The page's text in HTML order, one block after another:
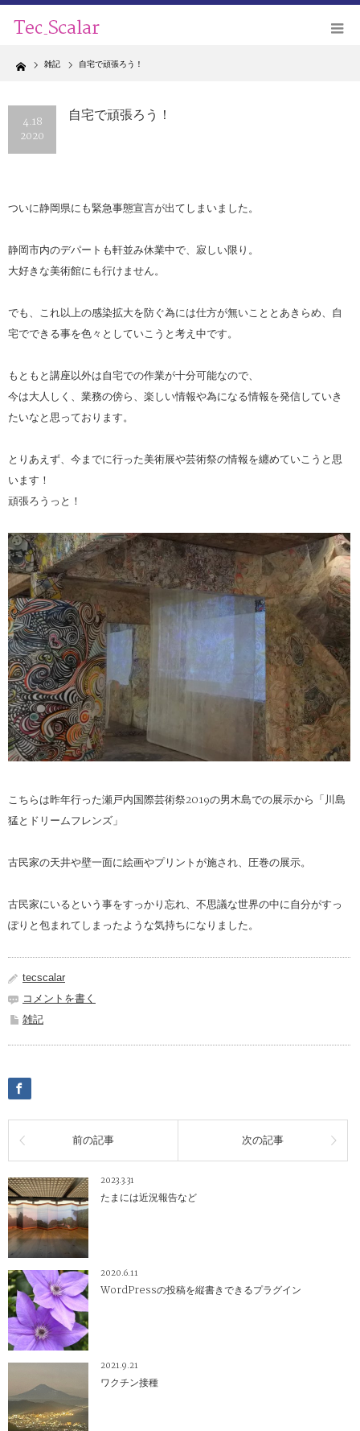
Home 雑記 自宅で頑張ろう！
4.18
2020
自宅で頑張ろう！
ついに静岡県にも緊急事態宣言が出てしまいました。
静岡市内のデパートも軒並み休業中で、寂しい限り。
大好きな美術館にも行けません。
でも、これ以上の感染拡大を防ぐ為には仕方が無いこととあきらめ、自
宅でできる事を色々としていこうと考え中です。
もともと講座以外は自宅での作業が十分可能なので、
今は大人しく、業務の傍ら、楽しい情報や為になる情報を発信していき
たいなと思っております。
とりあえず、今までに行った美術展や芸術祭の情報を纏めていこうと思
います！
頑張ろうっと！
こちらは昨年行った瀬戸内国際芸術祭2019の男木島での展示から「川島
猛とドリームフレンズ」
古民家の天井や壁一面に絵画やプリントが施され、圧巻の展示。
古民家にいるという事をすっかり忘れ、不思議な世界の中に自分がすっ
ぽりと包まれてしまったような気持ちになりました。
tecscalar
コメントを書く
雑記
前の記事 次の記事
2023.3.31
たまには近況報告など
2020.6.11
WordPressの投稿を縦書きできるプラグイン
2021.9.21
ワクチン接種